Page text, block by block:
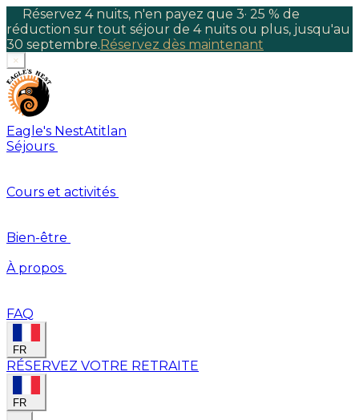
Réservez 4 nuits, n'en payez que 3· 25 % de
réduction sur tout séjour de 4 nuits ou plus, jusqu'au
30 septembre.Réservez dès maintenant
×
Eagle's NestAtitlan
Séjours
Cours et activités
Bien-être
À propos
FAQ
FR
RÉSERVEZ VOTRE RETRAITE
FR